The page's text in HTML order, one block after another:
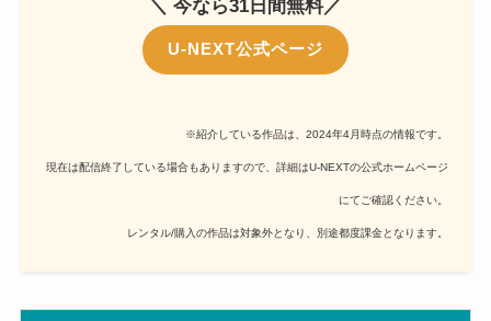
＼ 今なら31日間無料／
U-NEXT公式ページ
※紹介している作品は、2024年4月時点の情報です。
現在は配信終了している場合もありますので、詳細はU-NEXTの公式ホームページ
にてご確認ください。
レンタル/購入の作品は対象外となり、別途都度課金となります。